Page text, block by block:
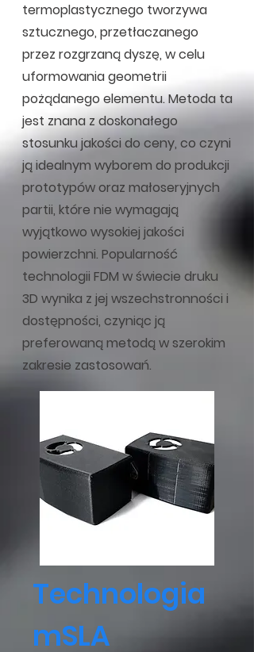
termoplastycznego tworzywa
sztucznego, przetłaczanego
przez rozgrzaną dyszę, w celu
uformowania geometrii
pożądanego elementu. Metoda ta
jest znana z doskonałego
stosunku jakości do ceny, co czyni
ją idealnym wyborem do produkcji
prototypów oraz małoseryjnych
partii, które nie wymagają
wyjątkowo wysokiej jakości
powierzchni. Popularność
technologii FDM w świecie druku
3D wynika z jej wszechstronności i
dostępności, czyniąc ją
preferowaną metodą w szerokim
zakresie zastosowań.
Technologia
mSLA